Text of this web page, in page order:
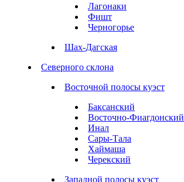
Лагонаки
Фишт
Черногорье
Шах-Дагская
Северного склона
Восточной полосы куэст
Баксанский
Восточно-Фиагдонский
Инал
Сары-Тала
Хаймаша
Черекский
Западной полосы куэст